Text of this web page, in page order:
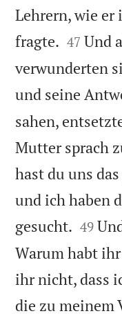
Lehrern, wie er
fragte. 

47 Und
verwunderten
und seine
sahen,
Mutter sprach
hast du uns
und ich haben
gesucht. 

49
Warum habt
ihr nicht, dass
die zu meinem